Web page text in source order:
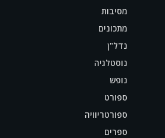
מסיבות
מתכונים
נדל"ן
נוסטלגיה
נופש
ספורט
ספורטריוויה
ספרים